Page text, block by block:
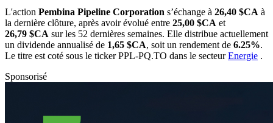
L'action Pembina Pipeline Corporation s’échange à 26,40 $CA à
la dernière clôture, après avoir évolué entre 25,00 $CA et
26,79 $CA sur les 52 dernières semaines. Elle distribue actuellement
un dividende annualisé de 1,65 $CA, soit un rendement de 6.25%.
Le titre est coté sous le tickerPPL-PQ.TO dans le secteurEnergie .
Sponsorisé